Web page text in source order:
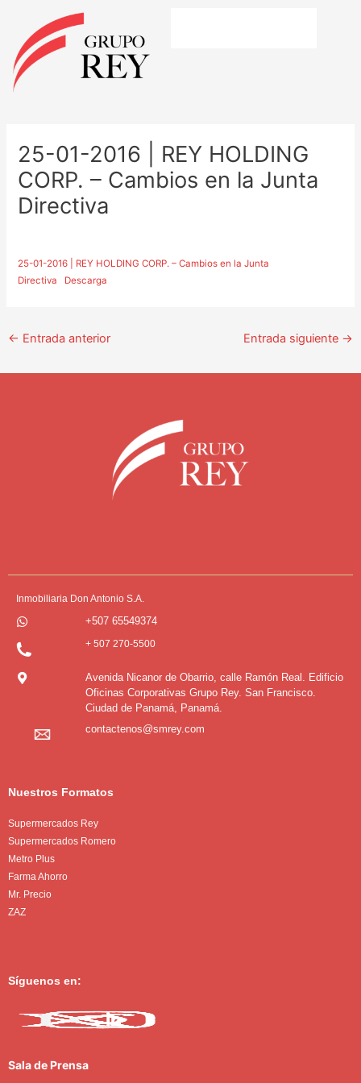
contenido
25-01-2016 | REY HOLDING
CORP. – Cambios en la Junta
Directiva
25-01-2016 | REY HOLDING CORP. – Cambios en la Junta
Directiva
Descarga
entradas
← Entrada anterior Entrada siguiente →
Inmobiliaria Don Antonio S.A.
+507 65549374
+ 507 270-5500
Avenida Nicanor de Obarrio, calle Ramón Real. Edificio
Oficinas Corporativas Grupo Rey. San Francisco.
Ciudad de Panamá, Panamá.
contactenos@smrey.com
Nuestros Formatos
Supermercados Rey
Supermercados Romero
Metro Plus
Farma Ahorro
Mr. Precio
ZAZ
Síguenos en:
Sala de Prensa